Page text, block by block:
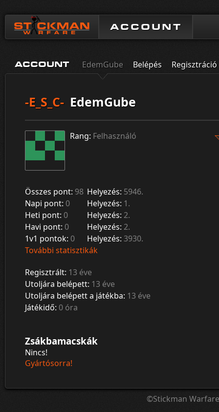
ACCOUNT
ACCOUNT EdemGube Belépés Regisztráció
-E_S_C- EdemGube
Rang: Felhasználó
Összes pont: 98 Helyezés: 5946.
Napi pont: 0 Helyezés: 1.
Heti pont: 0 Helyezés: 2.
Havi pont: 0 Helyezés: 2.
1v1 pontok: 0 Helyezés: 3930.
További statisztikák
Regisztrált: 13 éve
Utoljára belépett: 13 éve
Utoljára belépett a játékba: 13 éve
Játékidő: 0 óra
Zsákbamacskák
Nincs!
Gyártósorra!
©Stickman Warfare